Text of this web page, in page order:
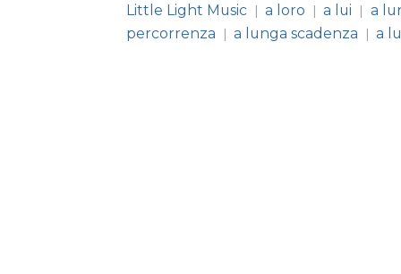
Little Light Music | a loro | a lui | a
percorrenza
| a lunga scadenza | a